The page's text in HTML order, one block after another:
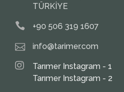
TÜRKİYE
+90 506 319 1607
info@tarimer.com
Tarımer Instagram - 1
Tarımer Instagram - 2